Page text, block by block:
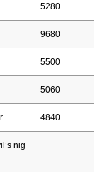
5280
9680
5500
5060
4840
nig